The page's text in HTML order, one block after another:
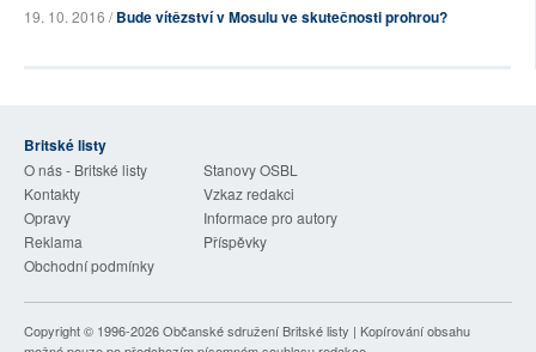
19. 10. 2016 /Bude vítězství v Mosulu ve skutečnosti prohrou?
Britské listy
O nás - Britské listy
Stanovy OSBL
Kontakty
Vzkaz redakci
Opravy
Informace pro autory
Reklama
Příspěvky
Obchodní podmínky
Copyright © 1996-2026Občanské sdružení Britské listy | Kopírování obsahu